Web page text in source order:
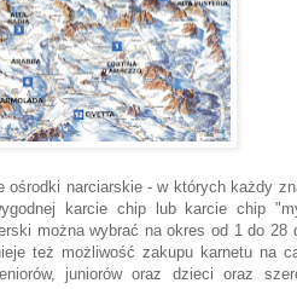
narciarskie - w których każdy
karcie chip lub karcie chip
można wybrać na okres od 1 do 28
też możliwość zakupu karnetu na
juniorów oraz dzieci oraz